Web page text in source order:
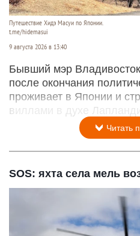
Путешествие Хидэ Масуи по Японии.
t.me/hidemasui
9 августа 2026 в 13:40
Бывший мэр
после окончания
проживает в Японии и
виллами в духе
Читать
SOS: яхта села мель